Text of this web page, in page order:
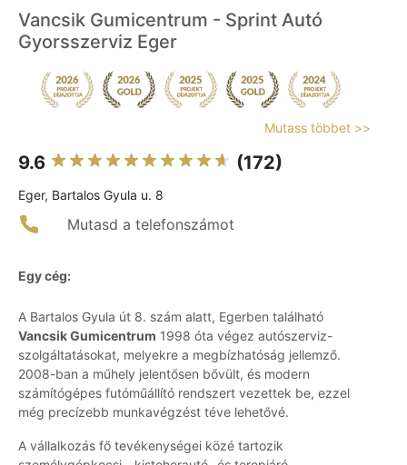
Vancsik Gumicentrum - Sprint Autó
Gyorsszerviz Eger
Mutass többet >>
9.6 (172)
Eger, Bartalos Gyula u. 8
Mutasd a telefonszámot
Egy cég:
A Bartalos Gyula út 8. szám alatt, Egerben található
Vancsik Gumicentrum 1998 óta végez autószerviz-
szolgáltatásokat, melyekre a megbízhatóság jellemző.
2008-ban a műhely jelentősen bővült, és modern
számítógépes futóműállító rendszert vezettek be, ezzel
még precízebb munkavégzést téve lehetővé.
A vállalkozás fő tevékenységei közé tartozik